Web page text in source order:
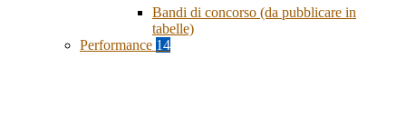
Bandi di concorso (da pubblicare in
tabelle)
Performance 14